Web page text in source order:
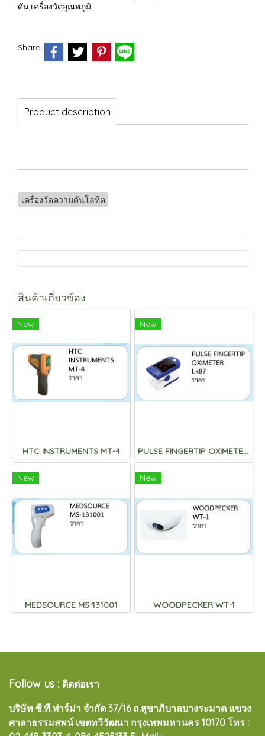
ดัน,เครื่องวัดอุณหภูมิ
Share
Product description
เครื่องวัดความดันโลหิต
สินค้าเกี่ยวข้อง
New
HTC INSTRUMENTS MT-4
New
PULSE FINGERTIP OXIMETER Lk87
New
MEDSOURCE MS-131001
New
WOODPECKER WT-1
Follow us : ติดต่อเรา
บริษัท ซี.ที.ฟาร์ม่า จำกัด 37/16 ถ.สุขาภิบาลบางระมาด แขวง
ศาลาธรรมสพน์ เขตทวีวัฒนา กรุงเทพมหานคร 10170 โทร :